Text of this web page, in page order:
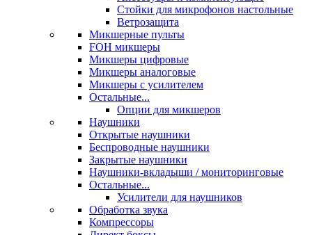
Стойки для микрофонов настольные
Ветрозащита
Микшерные пульты
FOH микшеры
Микшеры цифровые
Микшеры аналоговые
Микшеры с усилителем
Остальные...
Опции для микшеров
Наушники
Открытые наушники
Беспроводные наушники
Закрытые наушники
Наушники-вкладыши / мониторинговые
Остальные...
Усилители для наушников
Обработка звука
Компрессоры